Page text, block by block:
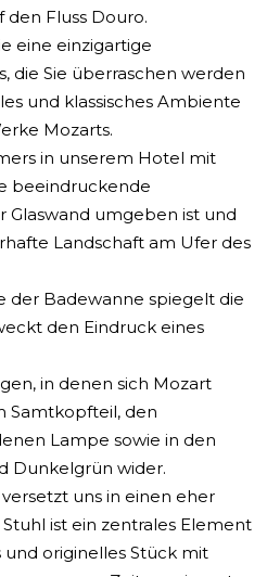
Fluss Douro.
eine einzigartige
die Sie überraschen werden
und klassisches Ambiente
Mozarts.
in unserem Hotel mit
beeindruckende
Glaswand umgeben ist und
Landschaft am Ufer des
der Badewanne spiegelt die
den Eindruck eines
in denen sich Mozart
Samtkopfteil, den
Lampe sowie in den
Dunkelgrün wider.
uns in einen eher
ist ein zentrales Element
und originelles Stück mit